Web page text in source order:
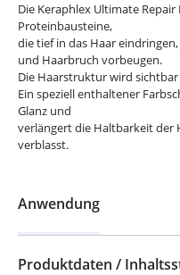
Die Keraphlex Ultimate
Proteinbausteine,
die tief in das Haar
und Haarbruch vorbeugen.
Die Haarstruktur wird
Ein speziell enthaltener
Glanz und
verlängert die Haltbarkeit der
verblasst.
Anwendung
Produktdaten /